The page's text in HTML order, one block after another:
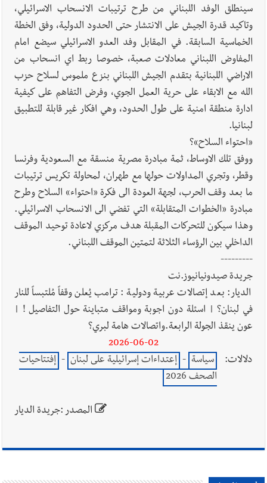
سينطلق الوفد اللبناني من طرح ترتيبات الانسحاب الاسرائيلي،
وتاكيد قدرة الجيش على الانتشار حتى الحدود الدولية، وفق الخطة
الخماسية السابقة. في المقابل وفد العدو الاسرائيلي سيضع امام
المفاوض اللبناني معادلات صعبة، خصوصا ربط اي انسحاب من
الاراضي اللبنانية بتقدم الجيش اللبناني بنزع ملموس لسلاح حزب
الله مع الابقاء على حرية العمل الجوي، وفرض التفاهم على كيفية
ادارة منطقة امنية على طول الحدود، وهي افكار غير قابلة للتطبيق
لبنانيا.
«احتواء السلاح»؟
ووفق تلك الاوساط، ثمة مبادرة مصرية منسقة مع السعودية وفرنسا
وقطر، وتجري المداولات حولها مع طهران، لمحاولة تكريس ترتيبات
ما بعد وقف الحرب، لجهة العودة الى فكرة «احتواء» السلاح وطرح
مبادرة «الخطوات المتقابلة» التي تفضي الى الانسحاب الاسرائيلي.
وهذا سيكون للتحركات المقبلة هدف مركزي لاعادة توحيد الموقف
الداخلي بين الرؤساء الثلاثة لتمتين الموقف اللبناني.
---------
جريدة صيدونيانيوز.نت
الديار: بعد إتصالات عربية ودولية : ترامب يُعلن وقفاً مُلتبساً للنار
في لبنان؟ | اسئلة دون اجوبة ومواقف متباينة حول التفاصيل ! |
عون ينقذ الجولة الرابعة.واتصالات هامة لبري؟
2026-06-02
دلالات:
سياسة - إعتداءات إسرائيلية على لبنان - إفتتاحيات
الصحف 2026
المصدر :جريدة الديار